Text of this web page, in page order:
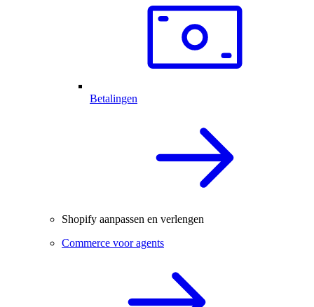
Betalingen
Shopify aanpassen en verlengen
Commerce voor agents